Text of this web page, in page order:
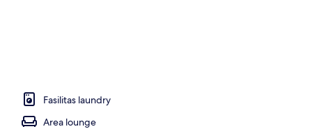
Fasilitas laundry
Area lounge